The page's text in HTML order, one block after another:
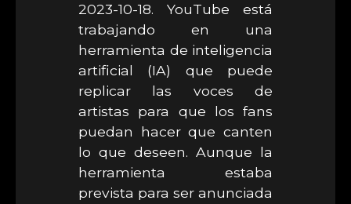
2023-10-18. YouTube está
trabajando en una
herramienta de inteligencia
artificial (IA) que puede
replicar las voces de
artistas para que los fans
puedan hacer que canten
lo que deseen. Aunque la
herramienta estaba
prevista para ser anunciada